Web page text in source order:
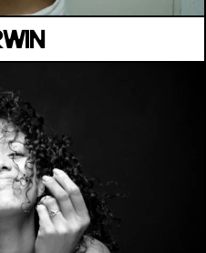
KEROUAL